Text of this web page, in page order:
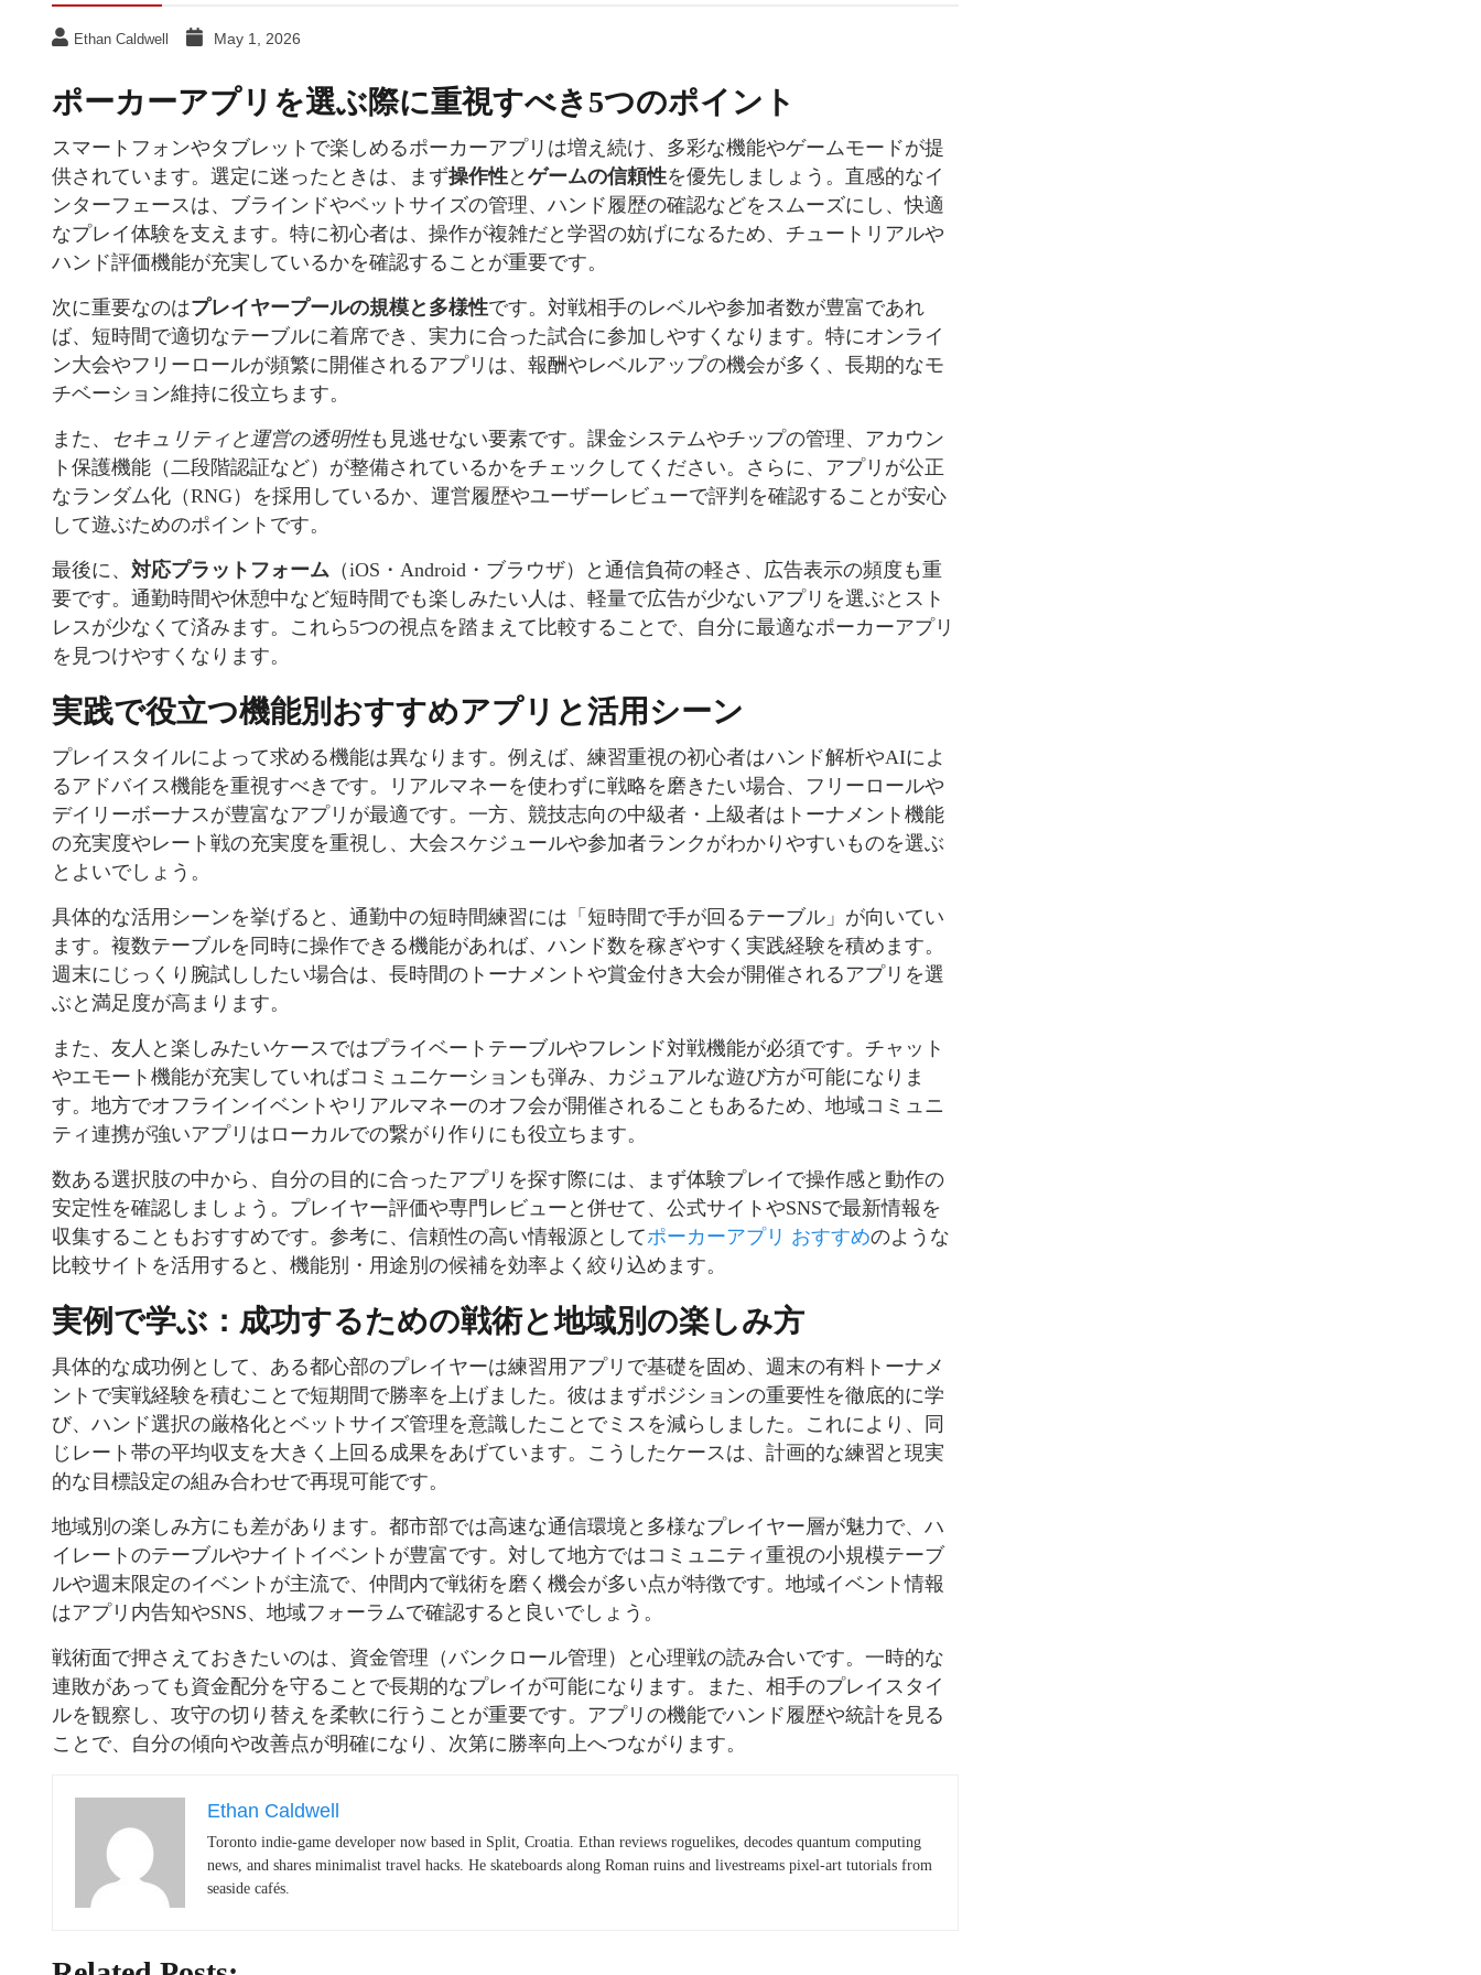
Ethan Caldwell May 1, 2026
ポーカーアプリを選ぶ際に重視すべき5つのポイント
スマートフォンやタブレットで楽しめるポーカーアプリは増え続け、多彩な機能やゲームモードが提
供されています。選定に迷ったときは、まず操作性と ゲームの信頼性を優先しましょう。直感的なイ
ンターフェースは、ブラインドやベットサイズの管理、ハンド履歴の確認などをスムーズにし、快適
なプレイ体験を支えます。特に初心者は、操作が複雑だと学習の妨げになるため、チュートリアルや
ハンド評価機能が充実しているかを確認することが重要です。
次に重要なのはプレイヤープールの規模と多様性です。対戦相手のレベルや参加者数が豊富であれ
ば、短時間で適切なテーブルに着席でき、実力に合った試合に参加しやすくなります。特にオンライ
ン大会やフリーロールが頻繁に開催されるアプリは、報酬やレベルアップの機会が多く、長期的なモ
チベーション維持に役立ちます。
また、 セキュリティと運営の透明性も見逃せない要素です。課金システムやチップの管理、アカウン
ト保護機能（二段階認証など）が整備されているかをチェックしてください。さらに、アプリが公正
なランダム化（RNG）を採用しているか、運営履歴やユーザーレビューで評判を確認することが安心
して遊ぶためのポイントです。
最後に、 対応プラットフォーム （iOS・Android・ブラウザ）と通信負荷の軽さ、広告表示の頻度も重
要です。通勤時間や休憩中など短時間でも楽しみたい人は、軽量で広告が少ないアプリを選ぶとスト
レスが少なくて済みます。これら5つの視点を踏まえて比較することで、自分に最適なポーカーアプリ
を見つけやすくなります。
実践で役立つ機能別おすすめアプリと活用シーン
プレイスタイルによって求める機能は異なります。例えば、練習重視の初心者はハンド解析やAIによ
るアドバイス機能を重視すべきです。リアルマネーを使わずに戦略を磨きたい場合、フリーロールや
デイリーボーナスが豊富なアプリが最適です。一方、競技志向の中級者・上級者はトーナメント機能
の充実度やレート戦の充実度を重視し、大会スケジュールや参加者ランクがわかりやすいものを選ぶ
とよいでしょう。
具体的な活用シーンを挙げると、通勤中の短時間練習には「短時間で手が回るテーブル」が向いてい
ます。複数テーブルを同時に操作できる機能があれば、ハンド数を稼ぎやすく実践経験を積めます。
週末にじっくり腕試ししたい場合は、長時間のトーナメントや賞金付き大会が開催されるアプリを選
ぶと満足度が高まります。
また、友人と楽しみたいケースではプライベートテーブルやフレンド対戦機能が必須です。チャット
やエモート機能が充実していればコミュニケーションも弾み、カジュアルな遊び方が可能になりま
す。地方でオフラインイベントやリアルマネーのオフ会が開催されることもあるため、地域コミュニ
ティ連携が強いアプリはローカルでの繋がり作りにも役立ちます。
数ある選択肢の中から、自分の目的に合ったアプリを探す際には、まず体験プレイで操作感と動作の
安定性を確認しましょう。プレイヤー評価や専門レビューと併せて、公式サイトやSNSで最新情報を
収集することもおすすめです。参考に、信頼性の高い情報源としてポーカーアプリ おすすめのような
比較サイトを活用すると、機能別・用途別の候補を効率よく絞り込めます。
実例で学ぶ：成功するための戦術と地域別の楽しみ方
具体的な成功例として、ある都心部のプレイヤーは練習用アプリで基礎を固め、週末の有料トーナメ
ントで実戦経験を積むことで短期間で勝率を上げました。彼はまずポジションの重要性を徹底的に学
び、ハンド選択の厳格化とベットサイズ管理を意識したことでミスを減らしました。これにより、同
じレート帯の平均収支を大きく上回る成果をあげています。こうしたケースは、計画的な練習と現実
的な目標設定の組み合わせで再現可能です。
地域別の楽しみ方にも差があります。都市部では高速な通信環境と多様なプレイヤー層が魅力で、ハ
イレートのテーブルやナイトイベントが豊富です。対して地方ではコミュニティ重視の小規模テーブ
ルや週末限定のイベントが主流で、仲間内で戦術を磨く機会が多い点が特徴です。地域イベント情報
はアプリ内告知やSNS、地域フォーラムで確認すると良いでしょう。
戦術面で押さえておきたいのは、資金管理（バンクロール管理）と心理戦の読み合いです。一時的な
連敗があっても資金配分を守ることで長期的なプレイが可能になります。また、相手のプレイスタイ
ルを観察し、攻守の切り替えを柔軟に行うことが重要です。アプリの機能でハンド履歴や統計を見る
ことで、自分の傾向や改善点が明確になり、次第に勝率向上へつながります。
Ethan Caldwell
Toronto indie-game developer now based in Split, Croatia. Ethan reviews roguelikes, decodes quantum computing
news, and shares minimalist travel hacks. He skateboards along Roman ruins and livestreams pixel-art tutorials from
seaside cafés.